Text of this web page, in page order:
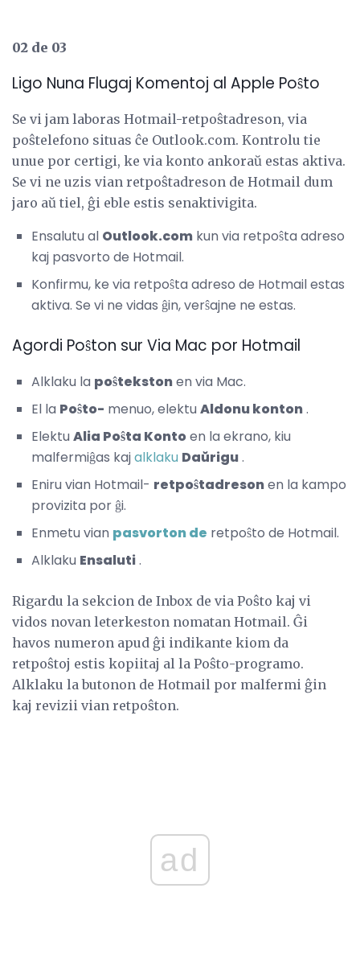
02 de 03
Ligo Nuna Flugaj Komentoj al Apple Poŝto
Se vi jam laboras Hotmail-retpoŝtadreson, via
poŝtelefono situas ĉe Outlook.com. Kontrolu tie
unue por certigi, ke via konto ankoraŭ estas aktiva.
Se vi ne uzis vian retpoŝtadreson de Hotmail dum
jaro aŭ tiel, ĝi eble estis senaktivigita.
Ensalutu al Outlook.com kun via retpoŝta adreso
kaj pasvorto de Hotmail.
Konfirmu, ke via retpoŝta adreso de Hotmail estas
aktiva. Se vi ne vidas ĝin, verŝajne ne estas.
Agordi Poŝton sur Via Mac por Hotmail
Alklaku la poŝtekstonen via Mac.
El la Poŝto- menuo, elektu Aldonu konton.
Elektu Alia Poŝta Kontoen la ekrano, kiu
malfermiĝas kajalklaku Daŭrigu.
Eniru vian Hotmail- retpoŝtadresonen la kampo
provizita por ĝi.
Enmetu vian pasvorton de retpoŝto de Hotmail.
Alklaku Ensaluti.
Rigardu la sekcion de Inbox de via Poŝto kaj vi
vidos novan leterkeston nomatan Hotmail. Ĝi
havos numeron apud ĝi indikante kiom da
retpoŝtoj estis kopiitaj al la Poŝto-programo.
Alklaku la butonon de Hotmail por malfermi ĝin
kaj revizii vian retpoŝton.
ad